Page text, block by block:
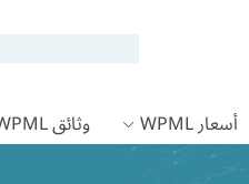
أسعار WPML وثائق WPML